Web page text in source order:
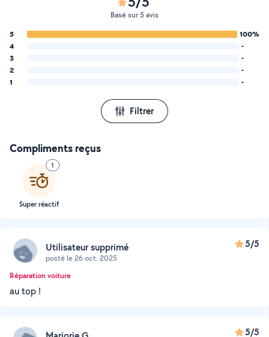
Basé sur 5 avis
5
100%
4
-
3
-
2
-
1
-
Filtrer
Compliments reçus
1
Super réactif
Utilisateur supprimé
posté le 26 oct. 2025
5/5
Réparation voiture
au top !
5/5